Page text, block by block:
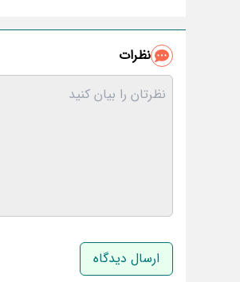
نظرات
نام و نام خانوادگی